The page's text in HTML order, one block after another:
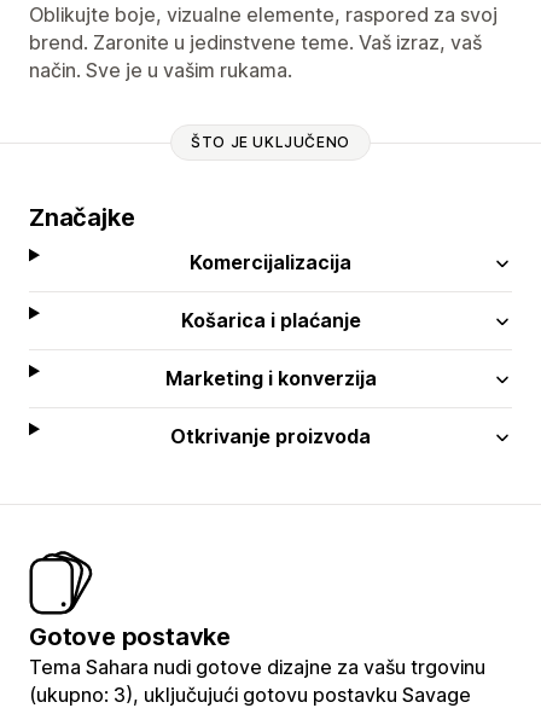
Oblikujte boje, vizualne elemente, raspored za svoj
brend. Zaronite u jedinstvene teme. Vaš izraz, vaš
način. Sve je u vašim rukama.
ŠTO JE UKLJUČENO
Značajke
Komercijalizacija
Košarica i plaćanje
Marketing i konverzija
Otkrivanje proizvoda
Gotove postavke
Tema Sahara nudi gotove dizajne za vašu trgovinu
(ukupno: 3), uključujući gotovu postavku Savage